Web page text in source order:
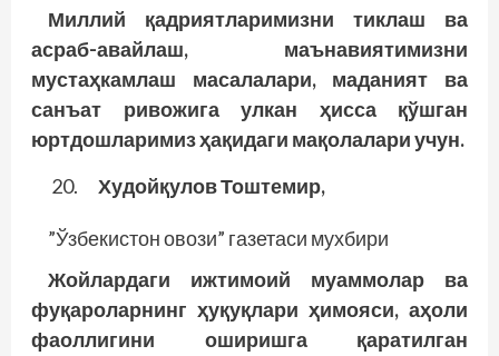
Миллий қадриятларимизни тиклаш ва
асраб-авайлаш, маънавиятимизни
мустаҳкамлаш масалалари, маданият ва
санъат ривожига улкан ҳисса қўшган
юртдошларимиз ҳақидаги мақолалари учун.
Худойқулов Тоштемир,
”Ўзбекистон овози” газетаси мухбири
Жойлардаги ижтимоий муаммолар ва
фуқароларнинг ҳуқуқлари ҳимояси, аҳоли
фаоллигини оширишга қаратилган